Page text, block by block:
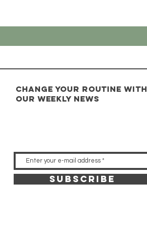
Change your routine with
our weekly news
Subscribe